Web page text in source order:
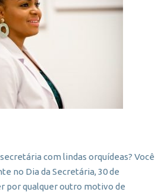
com lindas orquídeas? Você
no Dia da Secretária, 30 de
por qualquer outro motivo de